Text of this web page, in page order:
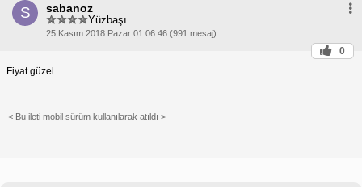
S sabanoz
Yüzbaşı
25 Kasım 2018 Pazar 01:06:46 (991 mesaj)
0
Fiyat güzel
< Bu ileti mobil sürüm kullanılarak atıldı >